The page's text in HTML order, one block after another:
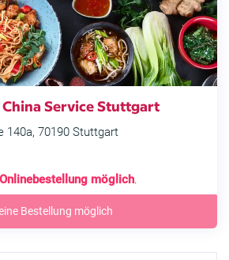
Service Stuttgart
140a, 70190 Stuttgart
möglich.
Bestellung möglich